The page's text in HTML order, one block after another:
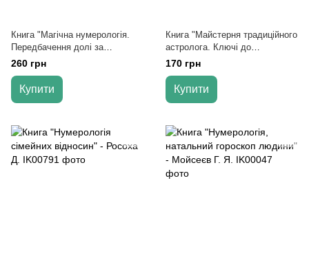
Книга "Магічна нумерологія.
Передбачення долі за
числами" - Річард Вебстер
260 грн
Купити
Книга "Майстерня традиційного
астролога. Ключі до
гороскопу" - Фроулі Джон
170 грн
Купити